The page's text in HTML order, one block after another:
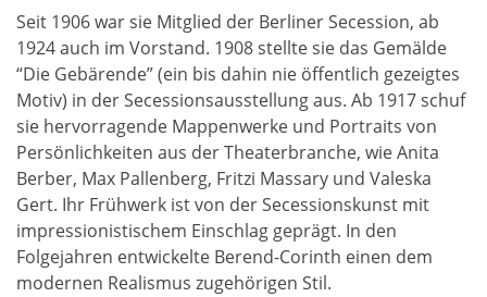
Seit 1906 war sie Mitglied der Berliner Secession, ab
1924 auch im Vorstand. 1908 stellte sie das Gemälde
“Die Gebärende” (ein bis dahin nie öffentlich gezeigtes
Motiv) in der Secessionsausstellung aus. Ab 1917 schuf
sie hervorragende Mappenwerke und Portraits von
Persönlichkeiten aus der Theaterbranche, wie Anita
Berber, Max Pallenberg, Fritzi Massary und Valeska
Gert. Ihr Frühwerk ist von der Secessionskunst mit
impressionistischem Einschlag geprägt. In den
Folgejahren entwickelte Berend-Corinth einen dem
modernen Realismus zugehörigen Stil.